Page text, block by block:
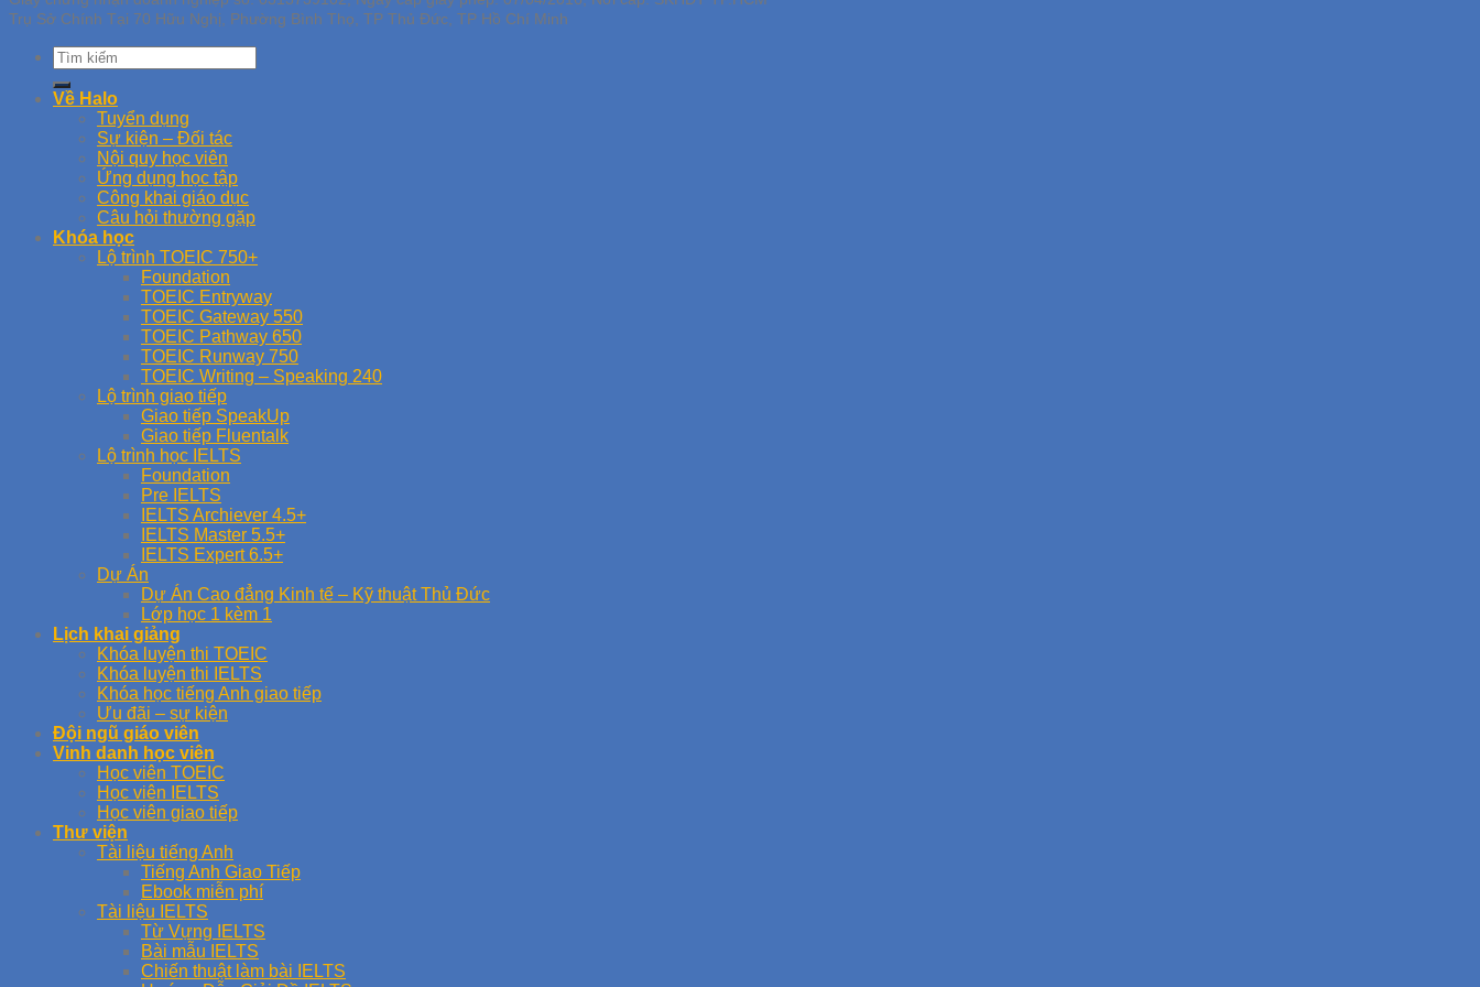
Trụ Sở Chính Tại 70 Hữu Nghị, Phường Bình Thọ, TP Thủ Đức, TP Hồ Chí Minh
Về Halo
Tuyển dụng
Sự kiện – Đối tác
Nội quy học viên
Ứng dụng học tập
Công khai giáo dục
Câu hỏi thường gặp
Khóa học
Lộ trình TOEIC 750+
Foundation
TOEIC Entryway
TOEIC Gateway 550
TOEIC Pathway 650
TOEIC Runway 750
TOEIC Writing – Speaking 240
Lộ trình giao tiếp
Giao tiếp SpeakUp
Giao tiếp Fluentalk
Lộ trình học IELTS
Foundation
Pre IELTS
IELTS Archiever 4.5+
IELTS Master 5.5+
IELTS Expert 6.5+
Dự Án
Dự Án Cao đẳng Kinh tế – Kỹ thuật Thủ Đức
Lớp học 1 kèm 1
Lịch khai giảng
Khóa luyện thi TOEIC
Khóa luyện thi IELTS
Khóa học tiếng Anh giao tiếp
Ưu đãi – sự kiện
Đội ngũ giáo viên
Vinh danh học viên
Học viên TOEIC
Học viên IELTS
Học viên giao tiếp
Thư viện
Tài liệu tiếng Anh
Tiếng Anh Giao Tiếp
Ebook miễn phí
Tài liệu IELTS
Từ Vựng IELTS
Bài mẫu IELTS
Chiến thuật làm bài IELTS